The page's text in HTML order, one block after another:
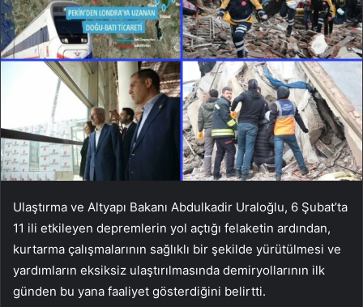
Ulaştırma ve Altyapı Bakanı Abdulkadir Uraloğlu, 6 Şubat’ta
11 ili etkileyen depremlerin yol açtığı felaketin ardından,
kurtarma çalışmalarının sağlıklı bir şekilde yürütülmesi ve
yardımların eksiksiz ulaştırılmasında demiryollarının ilk
günden bu yana faaliyet gösterdiğini belirtti.